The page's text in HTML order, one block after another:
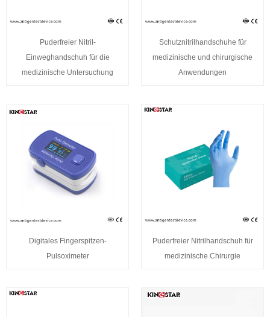
Puderfreier Nitril-
Einweghandschuh für die
medizinische Untersuchung
Schutznitrilhandschuhe für
medizinische und chirurgische
Anwendungen
Digitales Fingerspitzen-
Pulsoximeter
Puderfreier Nitrilhandschuh für
medizinische Chirurgie